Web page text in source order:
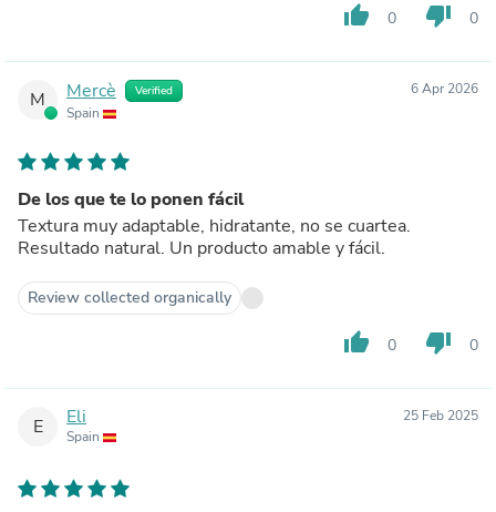
thumb_up 0 thumb_down 0
M Mercè Verified
Spain
6 Apr 2026
De los que te lo ponen fácil
Textura muy adaptable, hidratante, no se cuartea.
Resultado natural. Un producto amable y fácil.
Review collected organically
thumb_up 0 thumb_down 0
E Eli
Spain
25 Feb 2025